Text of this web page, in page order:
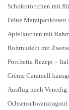
Schokotörtchen mit
Feine Marzipankissen
Apfelkuchen mit
Rohrnudeln mit
Porchetta Rezept –
Crème Caramell
Ausflug nach